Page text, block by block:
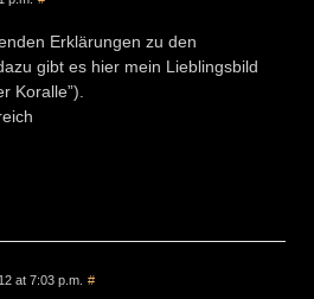
Erklärungen zu den
gibt es hier mein Lieblingsbild
Koralle”).
at 7:03 p.m. #